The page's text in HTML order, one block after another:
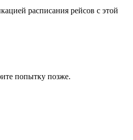
расписания рейсов с этой
попытку позже.